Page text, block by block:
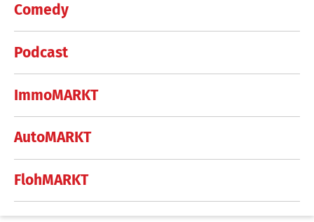
Comedy
Podcast
ImmoMARKT
AutoMARKT
FlohMARKT